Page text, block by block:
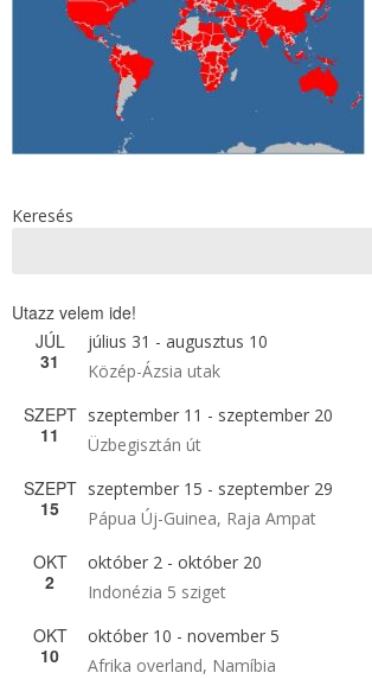
Keresés
Utazz velem ide!
JÚL
31
július 31 - augusztus 10
Közép-Ázsia utak
SZEPT
11
szeptember 11 - szeptember 20
Üzbegisztán út
SZEPT
15
szeptember 15 - szeptember 29
Pápua Új-Guinea, Raja Ampat
OKT
2
október 2 - október 20
Indonézia 5 sziget
OKT
10
október 10 - november 5
Afrika overland, Namíbia